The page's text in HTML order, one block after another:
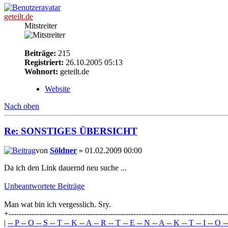
geteilt.de
Mitstreiter
Beiträge: 215
Registriert: 26.10.2005 05:13
Wohnort: geteilt.de
Website
Nach oben
Re: SONSTIGES ÜBERSICHT
von Söldner » 01.02.2009 00:00
Da ich den Link dauernd neu suche ...
Unbeantwortete Beiträge
Man wat bin ich vergesslich. Sry.
| -- P -- O -- S -- T -- K -- A -- R -- T -- E -- N -- A -- K -- T -- I -- O